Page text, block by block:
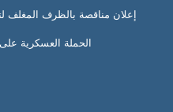
إعلان مناقصة بالظرف المغلف
الحملة العسكرية